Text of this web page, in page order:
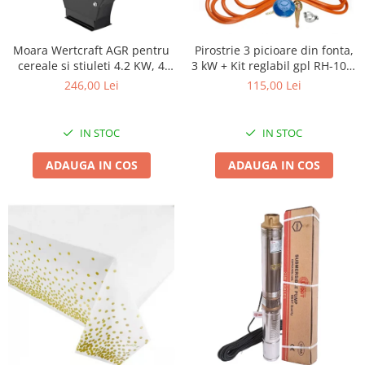
Biciclete, trotinete, triciclete
Biciclete electrice
Triciclete
Accesorii motoburghie
Motoburghie
Drujbe, fierastraie electrice
Consumabile drujbe, fierastraie
electrice
Drujbe electrice
Unelte electrice busteni
Mori cereale si batoze porumb
Batoze - mori desfacat porumb
Moara Wertcraft AGR pentru
cereale si stiuleti 4.2 KW, 4
Site inlcuse, 400 kg/h
246,00 Lei
IN STOC
ADAUGA IN COS
Pirostrie 3 picioare din fonta,
3 kW + Kit reglabil gpl RH-10 +
Tub flex 2M+2 Coliere
115,00 Lei
IN STOC
ADAUGA IN COS